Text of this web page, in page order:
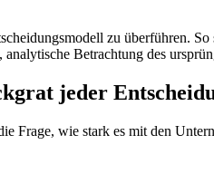
zu überführen.
Betrachtung des
jeder
Frage, wie stark es mit den